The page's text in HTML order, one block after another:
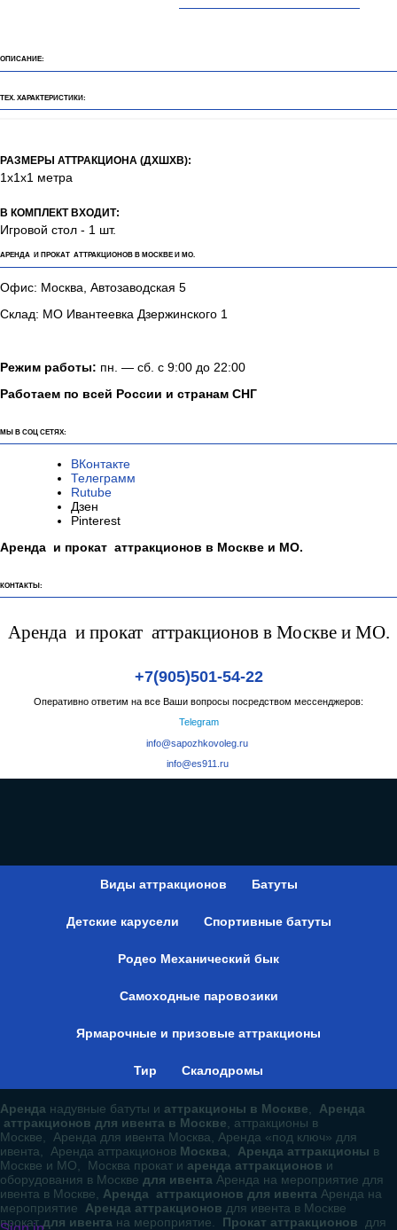
ОПИСАНИЕ:
ТЕХ. ХАРАКТЕРИСТИКИ:
РАЗМЕРЫ АТТРАКЦИОНА (ДХШХВ):
1х1х1 метра
В КОМПЛЕКТ ВХОДИТ:
Игровой стол - 1 шт.
АРЕНДА И ПРОКАТ АТТРАКЦИОНОВ В МОСКВЕ И МО.
Офис: Москва, Автозаводская 5
Склад: МО Ивантеевка Дзержинского 1
Режим работы: пн. — сб. с 9:00 до 22:00
Работаем по всей России и странам СНГ
МЫ В СОЦ СЕТЯХ:
ВКонтакте
Телеграмм
Rutube
Дзен
Pinterest
Аренда и прокат аттракционов в Москве и МО.
КОНТАКТЫ:
Аренда и прокат аттракционов в Москве и МО.
+7(905)501-54-22
Оперативно ответим на все Ваши вопросы посредством мессенджеров:
Telegram
info@sapozhkovoleg.ru
info@es911.ru
Виды аттракционов Батуты
Детские карусели Спортивные батуты
Родео Механический бык
Самоходные паровозики
Ярмарочные и призовые аттракционы
Тир Скалодромы
Аренда надувные батуты и аттракционы в Москве
Аренда
аттракционов для ивента в Москве , аттракционы в
Москве, Аренда для ивента Москва, Аренда «под ключ» для
ивента, Аренда аттракционов Москва Аренда аттракционы в
Москве и МО, Москва прокат и аренда аттракционов и
оборудования в Москве для ивента Аренда на мероприятие для
ивента в Москве, Аренда аттракционов для ивента Аренда на
мероприятие Аренда аттракционов для ивента в Москве
прокат для ивента на мероприятие. Прокат аттракционов для